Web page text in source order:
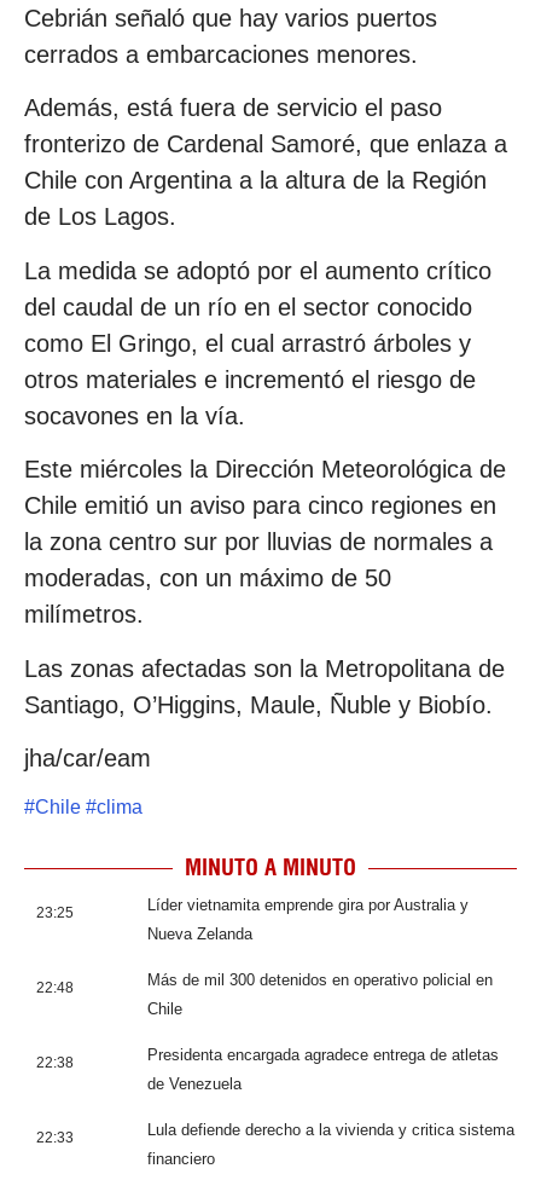
Cebrián señaló que hay varios puertos
cerrados a embarcaciones menores.
Además, está fuera de servicio el paso
fronterizo de Cardenal Samoré, que enlaza a
Chile con Argentina a la altura de la Región
de Los Lagos.
La medida se adoptó por el aumento crítico
del caudal de un río en el sector conocido
como El Gringo, el cual arrastró árboles y
otros materiales e incrementó el riesgo de
socavones en la vía.
Este miércoles la Dirección Meteorológica de
Chile emitió un aviso para cinco regiones en
la zona centro sur por lluvias de normales a
moderadas, con un máximo de 50
milímetros.
Las zonas afectadas son la Metropolitana de
Santiago, O’Higgins, Maule, Ñuble y Biobío.
jha/car/eam
#Chile #clima
MINUTO A MINUTO
23:25
Líder vietnamita emprende gira por Australia y
Nueva Zelanda
22:48
Más de mil 300 detenidos en operativo policial en
Chile
22:38
Presidenta encargada agradece entrega de atletas
de Venezuela
22:33
Lula defiende derecho a la vivienda y critica sistema
financiero